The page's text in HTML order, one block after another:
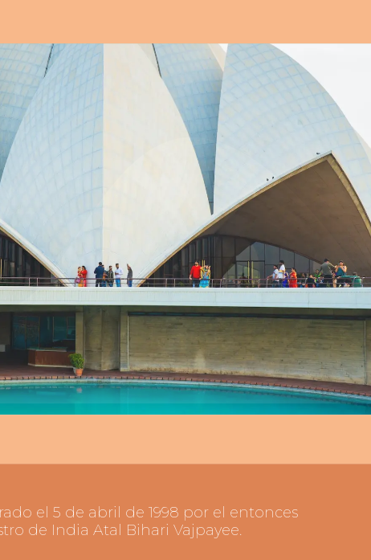
el 5 de abril de 1998 por el entonces
de India Atal Bihari Vajpayee.